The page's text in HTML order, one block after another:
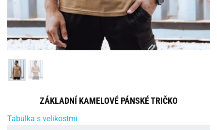
ZÁKLADNÍ KAMELOVÉ PÁNSKÉ TRIČKO
Tabulka s velikostmi